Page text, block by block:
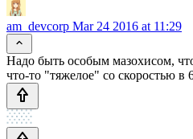
am_devcorp Mar 24 2016 at 11:29
Надо быть особым мазохисом,
что-то "тяжелое" со скоростью в